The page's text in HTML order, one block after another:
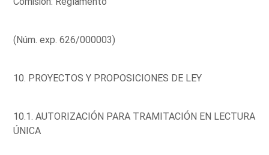
(Núm. exp. 626/000003)
10. PROYECTOS Y PROPOSICIONES DE LEY
10.1. AUTORIZACIÓN PARA TRAMITACIÓN EN LECTURA
ÚNICA